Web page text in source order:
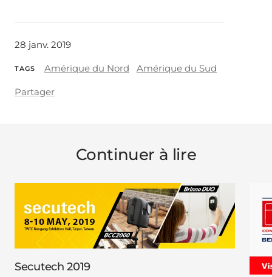
28 janv. 2019
TAGS Amérique du Nord Amérique du Sud
Partager
Continuer à lire
Secutech 2019